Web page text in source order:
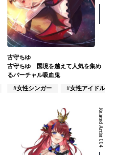
#ポップス
古守ちゆ
古守ちゆ 国境を越えて人気を集め
るバーチャル吸血鬼
#女性シンガー
#女性アイドル
Related Artist 004